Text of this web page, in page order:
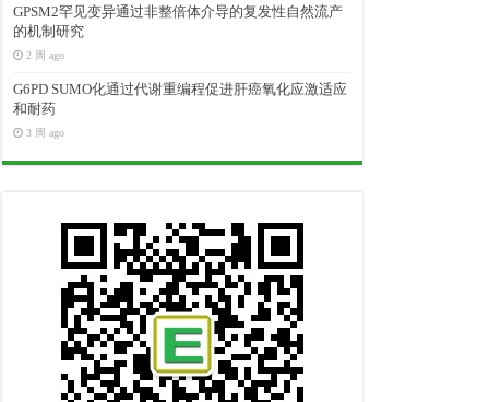
GPSM2罕见变异通过非整倍体介导的复发性自然流产
的机制研究
2 周 ago
G6PD SUMO化通过代谢重编程促进肝癌氧化应激适应
和耐药
3 周 ago